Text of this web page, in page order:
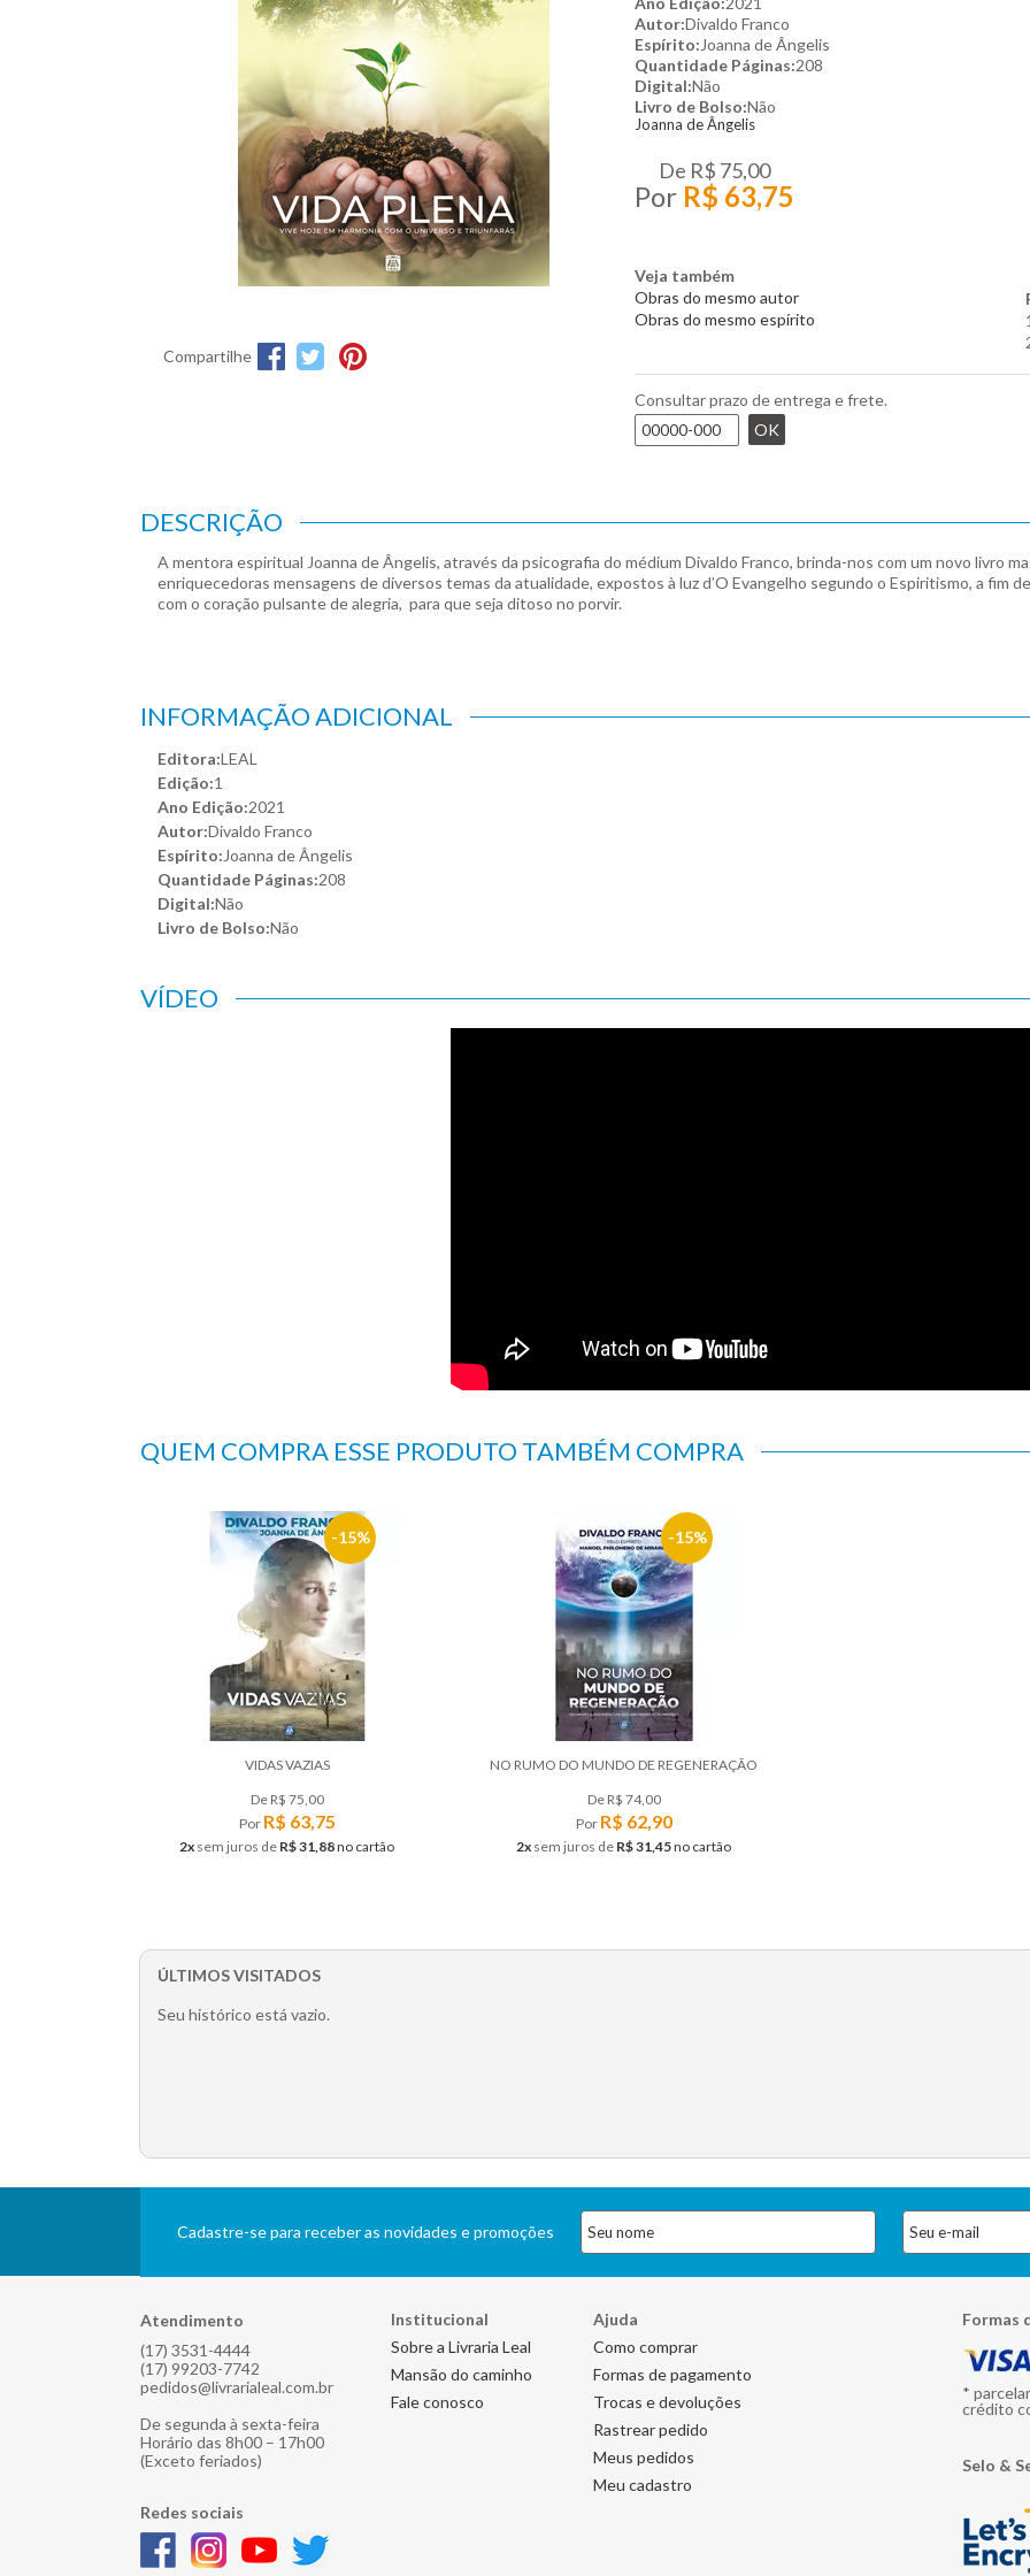
Compartilhe
Autor:Divaldo Franco
Espírito: Joanna de Ângelis
Quantidade Páginas:208
Digital:Não
Livro de Bolso:Não
Joanna de Ângelis
De R$ 75,00
Por R$ 63,75
Veja também
Obras do mesmo autor
Obras do mesmo espírito
Consultar prazo de entrega e frete.
OK
DESCRIÇÃO
A mentora espiritual Joanna de Ângelis, através da psicografia do médium Divaldo Franco, brinda-nos com um novo livro
enriquecedoras mensagens de diversos temas da atualidade, expostos à luz d’O Evangelho segundo o Espiritismo, a fim
com o coração pulsante de alegria, para que seja ditoso no porvir.
INFORMAÇÃO ADICIONAL
Editora:LEAL
Edição:1
Ano Edição:2021
Autor:Divaldo Franco
Espírito: Joanna de Ângelis
Quantidade Páginas:208
Digital:Não
Livro de Bolso:Não
VÍDEO
QUEM COMPRA ESSE PRODUTO TAMBÉM COMPRA
15%
VIDAS VAZIAS
De R$ 75,00
Por R$ 63,75
2x sem juros de R$ 31,88no cartão
15%
NO RUMO DO MUNDO DE REGENERAÇÃO
De R$ 74,00
Por R$ 62,90
2x sem juros de R$ 31,45no cartão
ÚLTIMOS VISITADOS
Seu histórico está vazio.
Cadastre-se para receber as novidades e promoções
Atendimento
(17) 3531-4444
(17) 99203-7742
pedidos@livrarialeal.com.br
De segunda à sexta-feira
Horário das 8h00 – 17h00
(Exceto feriados)
Institucional
Sobre a Livraria Leal
Mansão do caminho
Fale conosco
Ajuda
Como comprar
Formas de pagamento
Trocas e devoluções
Rastrear pedido
Meus pedidos
Meu cadastro
Redes sociais
Formas
*
crédito
Selo &